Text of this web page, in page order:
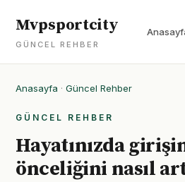
Mvpsportcity
GÜNCEL REHBER
Anasayfa · Güncel Rehber
GÜNCEL REHBER
Hayatınızda
önceliğini nasıl